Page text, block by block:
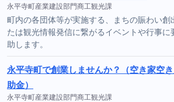
永平寺町産業建設部門商工観光課
町内の各団体等が実施する、まちの賑わい創
たは観光情報発信に繋がるイベントや行事
助します。
永平寺町で創業しませんか？（空き家空
助金）
永平寺町産業建設部門商工観光課